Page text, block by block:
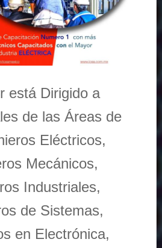
está Dirigido a
de las Áreas de
Eléctricos,
Mecánicos,
Industriales,
de Sistemas,
en Electrónica,